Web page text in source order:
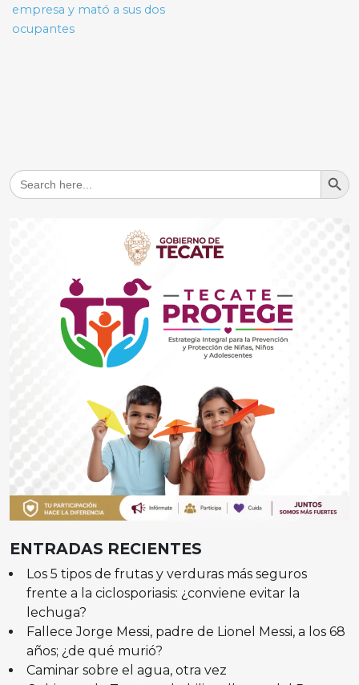
empresa y mató a sus dos
ocupantes
Search
for:
Search
ENTRADAS RECIENTES
Los 5 tipos de frutas y verduras más seguros
frente a la ciclosporiasis: ¿conviene evitar la
lechuga?
Fallece Jorge Messi, padre de Lionel Messi, a los 68
años; ¿de qué murió?
Caminar sobre el agua, otra vez